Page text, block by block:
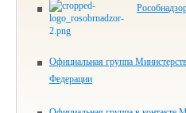
Официальная группа
Федерации